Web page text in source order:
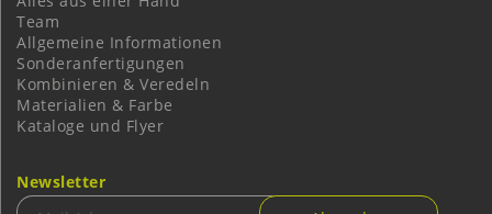
Team
Allgemeine Informationen
Sonderanfertigungen
Kombinieren & Veredeln
Materialien & Farbe
Kataloge und Flyer
Newsletter